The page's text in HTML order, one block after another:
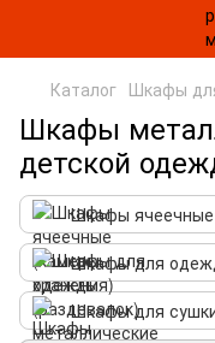
Каталог Шкафы
Шкафы
детской
Шкафы ячеечные
Шкафы для
Шкафы для